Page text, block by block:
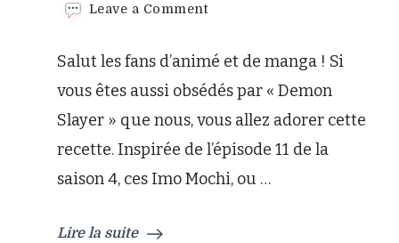
Leave a Commenton
Imo
Mochi
« Demon
Slayer »
:
Une
Salut les fans d’animé et de manga ! Si
vous êtes aussi obsédés par « Demon
Slayer » que nous, vous allez adorer cette
recette. Inspirée de l’épisode 11 de la
saison 4, ces Imo Mochi, ou …
Lire la suite